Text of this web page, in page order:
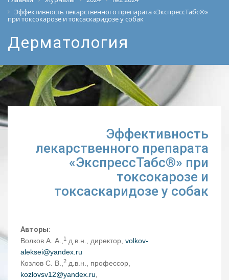
Эффективность лекарственного препарата «ЭкспрессТабс®»
при токсокарозе и токсаскаридозе у собак
Дерматология
Эффективность
лекарственного препарата
«ЭкспрессТабс®» при
токсокарозе и
токсаскаридозе у собак
Авторы:
Волков А. А.,1 д.в.н., директор, volkov-
aleksei@yandex.ru
Козлов С. В.,2 д.в.н., профессор,
kozlovsv12@yandex.ru,